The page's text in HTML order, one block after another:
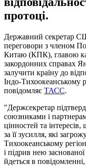
протоці.
Державний секретар
переговори з членом
Китаю (КПК), главою
закордонних справах
залучити країну до
Індо-Тихоокеанському
повідомляє ТАСС.
"Держсекретар
союзниками і
цінностей та
за її зусилля, які
Тихоокеанському
і підрив нею
йдеться в